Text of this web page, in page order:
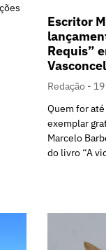
Escritor
Requis”
Redação
Quem for
exemplar
Marcelo
do livro “A